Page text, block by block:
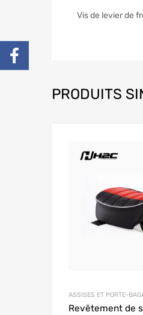
Vis de levier de
PRODUITS
ASSISES ET PORTE-
Revêtement de